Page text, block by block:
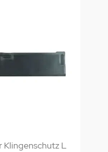
Klingenschutz L